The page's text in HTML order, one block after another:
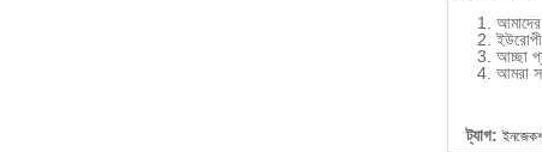
আমাদের
আচ্ছা
আমরা
ট্যাগ: